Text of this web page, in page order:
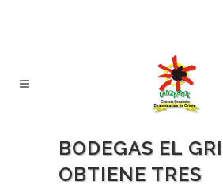
BODEGAS EL
OBTIENE TRES